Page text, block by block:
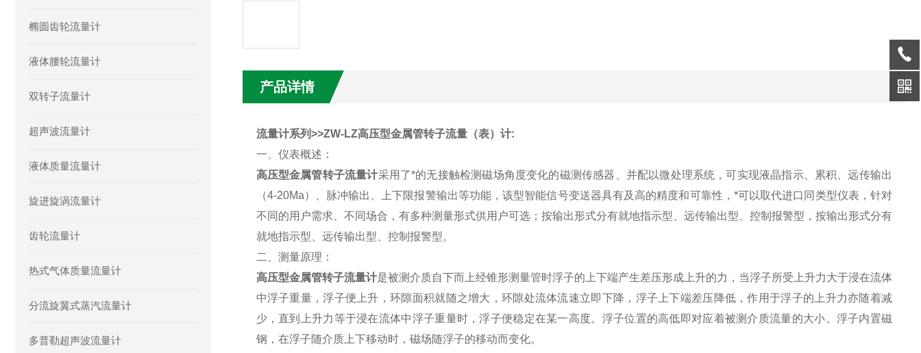
椭圆齿轮流量计
液体腰轮流量计
双转子流量计
超声波流量计
液体质量流量计
旋进旋涡流量计
齿轮流量计
热式气体质量流量计
分流旋翼式蒸汽流量计
多普勒超声波流量计
产品详情
流量计系列>>ZW-LZ高压型金属管转子流量（表）计:
一、仪表概述：
高压型金属管转子流量计采用了*的无接触检测磁场角度变化的磁测传感器、并配以微处理系统，可实现液晶指示、累积、远传输出
（4-20Ma）、脉冲输出、上下限报警输出等功能，该型智能信号变送器具有及高的精度和可靠性，*可以取代进口同类型仪表，针对
不同的用户需求、不同场合，有多种测量形式供用户可选；按输出形式分有就地指示型、远传输出型、控制报警型，按输出形式分有
就地指示型、远传输出型、控制报警型。
二、 测量原理：
高压型金属管转子流量计是被测介质自下而上经锥形测量管时浮子的上下端产生差压形成上升的力，当浮子所受上升力大于浸在流体
中浮子重量，浮子便上升，环隙面积就随之增大，环隙处流体流速立即下降，浮子上下端差压降低，作用于浮子的上升力亦随着减
少，直到上升力等于浸在流体中浮子重量时，浮子便稳定在某一高度。浮子位置的高低即对应着被测介质流量的大小。浮子内置磁
钢，在浮子随介质上下移动时，磁场随浮子的移动而变化。